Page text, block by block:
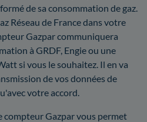
de sa consommation de gaz.
Réseau de France dans votre
Gazpar communiquera
à GRDF, Engie ou une
si vous le souhaitez. Il en va
de vos données de
votre accord.
compteur Gazpar vous permet